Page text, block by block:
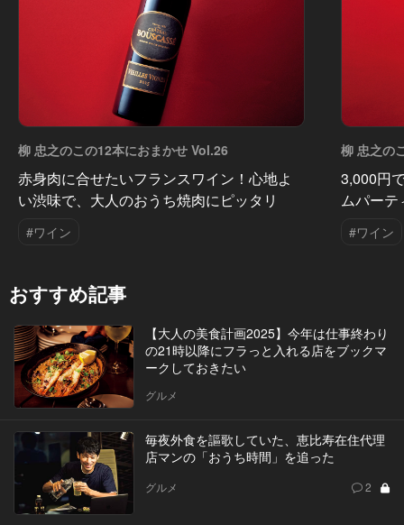
柳 忠之のこの12本におまかせ Vol.26
赤身肉に合せたいフランスワイン！心地よ
い渋味で、大人のおうち焼肉にピッタリ
#ワイン
柳 忠之の
3,000円
ムパー
#ワイン
おすすめ記事
【大人の美食計画2025】今年は仕事終わり
の21時以降にフラっと入れる店をブックマ
ークしておきたい
グルメ
毎夜外食を謳歌していた、恵比寿在住代理
店マンの「おうち時間」を追った
グルメ 2